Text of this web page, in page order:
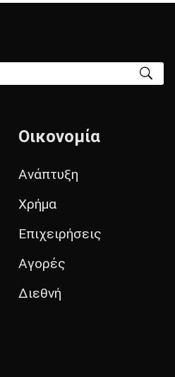
Οικονομία
Ανάπτυξη
Χρήμα
Επιχειρήσεις
Αγορές
Διεθνή